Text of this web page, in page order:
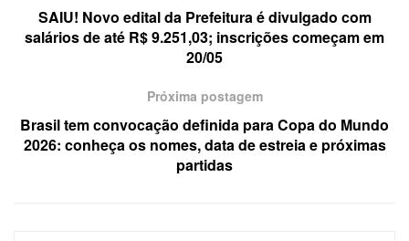
SAIU! Novo edital da Prefeitura é divulgado com
salários de até R$ 9.251,03; inscrições começam em
20/05
Próxima postagem
Brasil tem convocação definida para Copa do Mundo
2026: conheça os nomes, data de estreia e próximas
partidas